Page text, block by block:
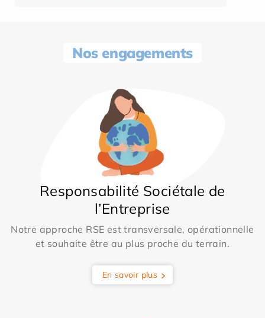
Nos engagements
Responsabilité Sociétale de
l’Entreprise
Notre approche RSE est transversale, opérationnelle
et souhaite être au plus proche du terrain.
En savoir plus